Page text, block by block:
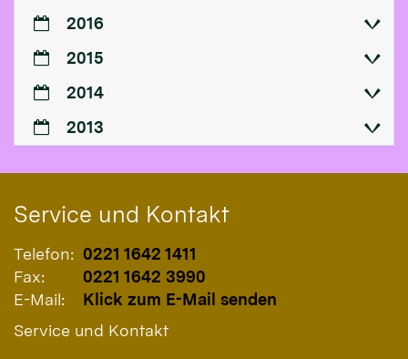
2016
2015
2014
2013
Service und Kontakt
Telefon: 0221 1642 1411
Fax:
0221 1642 3990
E-Mail:
Klick zum E-Mail senden
Service und Kontakt